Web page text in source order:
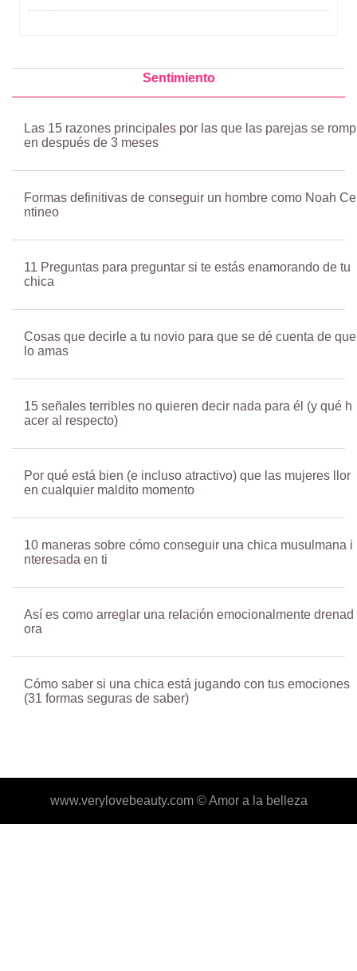
Sentimiento
Las 15 razones principales por las que las parejas se romp
en después de 3 meses
Formas definitivas de conseguir un hombre como Noah Ce
ntineo
11 Preguntas para preguntar si te estás enamorando de tu
chica
Cosas que decirle a tu novio para que se dé cuenta de que
lo amas
15 señales terribles no quieren decir nada para él (y qué h
acer al respecto)
Por qué está bien (e incluso atractivo) que las mujeres llor
en cualquier maldito momento
10 maneras sobre cómo conseguir una chica musulmana i
nteresada en ti
Así es como arreglar una relación emocionalmente drenad
ora
Cómo saber si una chica está jugando con tus emociones
(31 formas seguras de saber)
www.verylovebeauty.com ©Amor a la belleza